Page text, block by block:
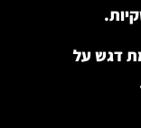
דגש על